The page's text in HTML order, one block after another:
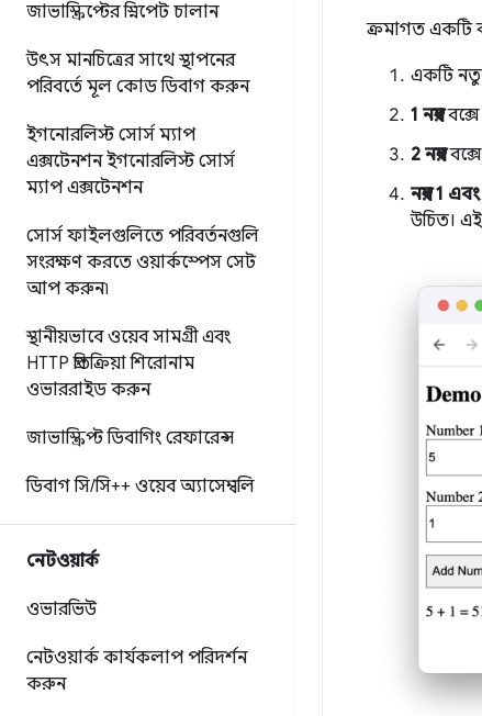
জাভাস্ক্রিপ্টের স্নিপেট চালান
উৎস মানচিত্রের সাথে স্থাপনের
পরিবর্তে মূল কোড ডিবাগ করুন
ইগনোরলিস্ট সোর্স ম্যাপ
এক্সটেনশনইগনোরলিস্ট সোর্স
ম্যাপ এক্সটেনশন
সোর্স ফাইলগুলিতে পরিবর্তনগুলি
সংরক্ষণ করতে ওয়ার্কস্পেস সেট
আপ করুন৷
স্থানীয়ভাবে ওয়েব সামগ্রী এবং
HTTP প্রতিক্রিয়া শিরোনাম
ওভাররাইড করুন
জাভাস্ক্রিপ্ট ডিবাগিং রেফারেন্স
ডিবাগ সি/সি++ ওয়েব অ্যাসেম্বলি
নেটওয়ার্ক
ওভারভিউ
নেটওয়ার্ক কার্যকলাপ পরিদর্শন
করুন
ক্রমাগত একটি
একটি
1 নম্বরবক্সে
2 নম্বরবক্সে
নম্বর 1
উচিত।